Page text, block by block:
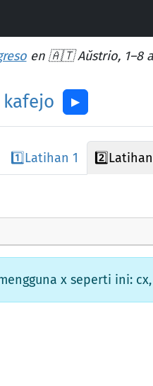
en 🇦🇹 Aŭstrio, 1–8
kafejo ▶︎
1️⃣Latihan 1 2️⃣
x seperti ini: